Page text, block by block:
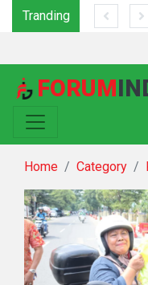
Tranding
FORUM
Home Category